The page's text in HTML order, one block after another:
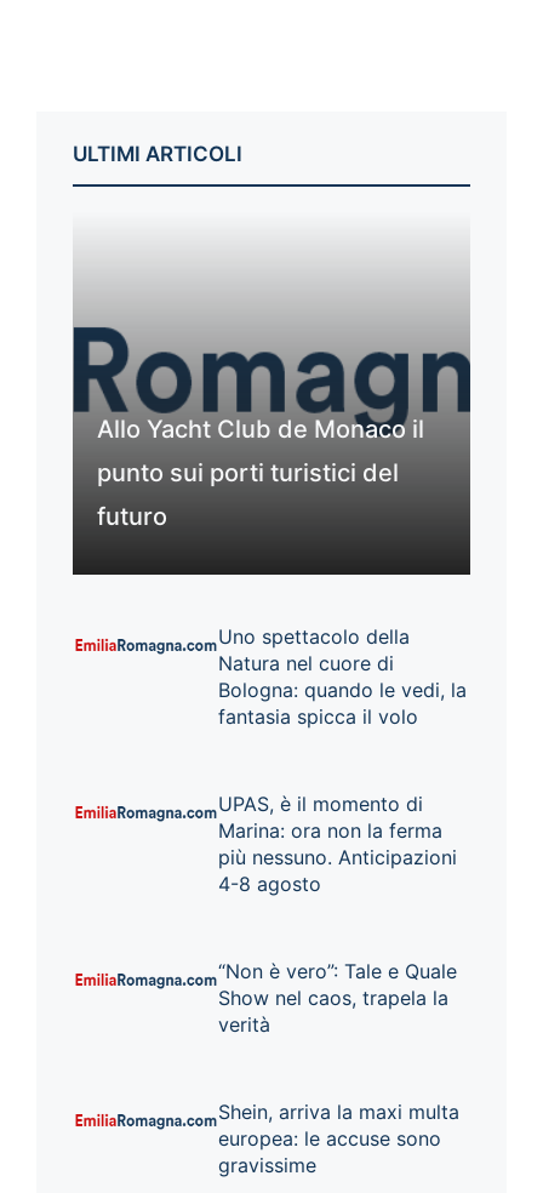
ULTIMI ARTICOLI
Allo Yacht Club de Monaco il
punto sui porti turistici del
futuro
Uno spettacolo della
Natura nel cuore di
Bologna: quando le vedi, la
fantasia spicca il volo
UPAS, è il momento di
Marina: ora non la ferma
più nessuno. Anticipazioni
4-8 agosto
“Non è vero”: Tale e Quale
Show nel caos, trapela la
verità
Shein, arriva la maxi multa
europea: le accuse sono
gravissime